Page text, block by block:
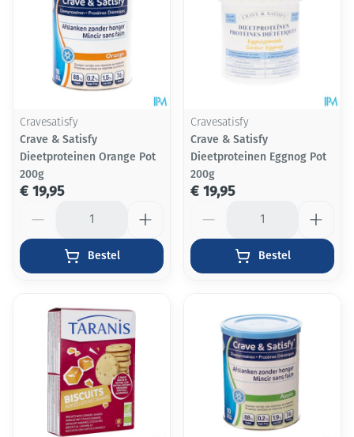
Cravesatisfy
Crave & Satisfy
Dieetproteinen Orange Pot
200g
€ 19,95
Bestel
Cravesatisfy
Crave & Satisfy
Dieetproteinen Eggnog Pot
200g
€ 19,95
Bestel